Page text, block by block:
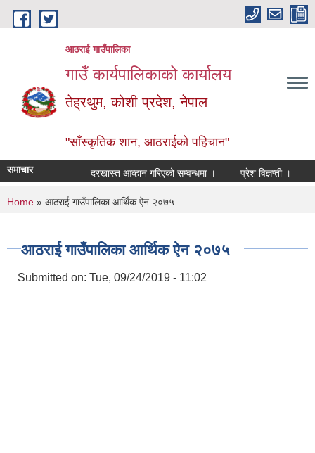
Skip to main content
आठराई गाउँपालिका
गाउँ कार्यपालिकाको कार्यालय
तेह्रथुम, कोशी प्रदेश, नेपाल
"साँस्कृतिक शान, आठराईको पहिचान"
समाचार दरखास्त आव्हान गरिएको सम्वन्धमा । प्रेश विज्ञप्ती ।
You are here
Home » आठराई गाउँपालिका आर्थिक ऐन २०७५
आठराई गाउँपालिका आर्थिक ऐन २०७५
Submitted on: Tue, 09/24/2019 - 11:02